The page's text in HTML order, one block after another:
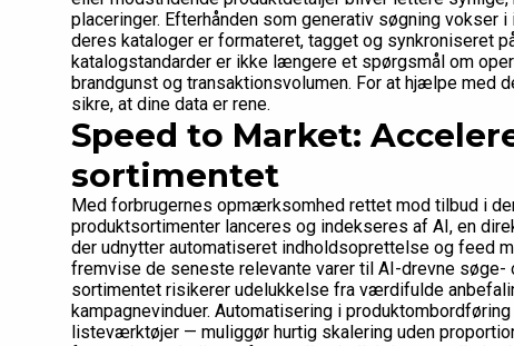
placeringer. Efterhånden som generativ søgning vokser
deres kataloger er formateret, tagget og synkroniseret
katalogstandarder er ikke længere et spørgsmål om
brandgunst og transaktionsvolumen. For at hjælpe med
sikre, at dine data er rene.
Speed to Market:
sortimentet
Med forbrugernes opmærksomhed rettet mod tilbud i
produktsortimenter lanceres og indekseres af AI, en
der udnytter automatiseret indholdsoprettelse og feed
fremvise de seneste relevante varer til AI-drevne
sortimentet risikerer udelukkelse fra værdifulde
kampagnevinduer. Automatisering i
listeværktøjer — muliggør hurtig skalering uden